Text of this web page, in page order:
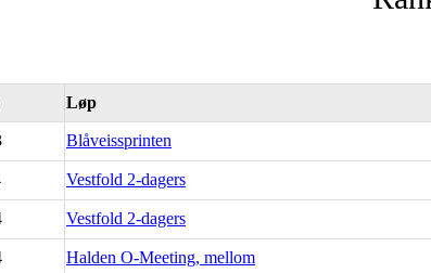
Løp
Blåveissprinten
Vestfold 2-dagers
Vestfold 2-dagers
Halden O-Meeting, mellom